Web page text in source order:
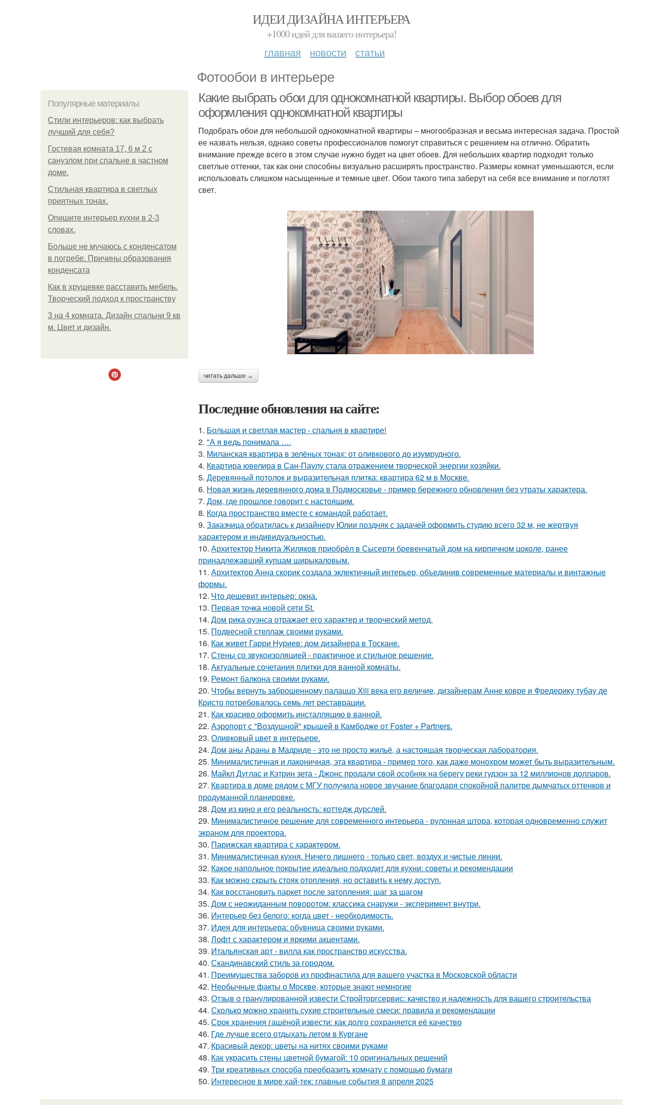
ИДЕИ ДИЗАЙНА ИНТЕРЬЕРА
+1000 идей для вашего интерьера!
главная новости статьи
Фотообои в интерьере
Популярные материалы
Стили интерьеров: как выбрать
лучший для себя?
Гостевая комната 17, 6 м 2 с
санузлом при спальне в частном
доме.
Стильная квартира в светлых
приятных тонах.
Опишите интерьер кухни в 2-3
словах.
Больше не мучаюсь с конденсатом
в погребе. Причины образования
конденсата
Как в хрущевке расставить мебель.
Творческий подход к пространству
3 на 4 комната. Дизайн спальни 9 кв
м. Цвет и дизайн.
Какие выбрать обои для однокомнатной квартиры. Выбор обоев для
оформления однокомнатной квартиры
Подобрать обои для небольшой однокомнатной квартиры – многообразная и весьма интересная задача. Простой
ее назвать нельзя, однако советы профессионалов помогут справиться с решением на отлично. Обратить
внимание прежде всего в этом случае нужно будет на цвет обоев. Для небольших квартир подходят только
светлые оттенки, так как они способны визуально расширять пространство. Размеры комнат уменьшаются, если
использовать слишком насыщенные и темные цвет. Обои такого типа заберут на себя все внимание и поглотят
свет.
читать дальше →
Последние обновления на сайте:
1. Большая и светлая мастер - спальня в квартире!
2. "А я ведь понимала ….
3. Миланская квартира в зелёных тонах: от оливкового до изумрудного.
4. Квартира ювелира в Сан-Паулу стала отражением творческой энергии хозяйки.
5. Деревянный потолок и выразительная плитка: квартира 62 м в Москве.
6. Новая жизнь деревянного дома в Подмосковье - пример бережного обновления без утраты характера.
7. Дом, где прошлое говорит с настоящим.
8. Когда пространство вместе с командой работает.
9. Заказчица обратилась к дизайнеру Юлии поздняк с задачей оформить студию всего 32 м, не жертвуя
характером и индивидуальностью.
10. Архитектор Никита Жиляков приобрёл в Сысерти бревенчатый дом на кирпичном цоколе, ранее
принадлежавший купцам ширыкаловым.
11. Архитектор Анна скорик создала эклектичный интерьер, объединив современные материалы и винтажные
формы.
12. Что дешевит интерьер: окна.
13. Первая точка новой сети St.
14. Дом рика оуэнса отражает его характер и творческий метод.
15. Подвесной стеллаж своими руками.
16. Как живет Гарри Нуриев: дом дизайнера в Тоскане.
17. Стены со звукоизоляцией - практичное и стильное решение.
18. Актуальные сочетания плитки для ванной комнаты.
19. Ремонт балкона своими руками.
20. Чтобы вернуть заброшенному палаццо Xiii века его величие, дизайнерам Анне ковре и Фредерику тубау де
Кристо потребовалось семь лет реставрации.
21. Как красиво оформить инсталляцию в ванной.
22. Аэропорт с "Воздушной" крышей в Камбодже от Foster + Partners.
23. Оливковый цвет в интерьере.
24. Дом аны Араны в Мадриде - это не просто жильё, а настоящая творческая лаборатория.
25. Минималистичная и лаконичная, эта квартира - пример того, как даже монохром может быть выразительным.
26. Майкл Дуглас и Кэтрин зета - Джонс продали свой особняк на берегу реки гудзон за 12 миллионов долларов.
27. Квартира в доме рядом с МГУ получила новое звучание благодаря спокойной палитре дымчатых оттенков и
продуманной планировке.
28. Дом из кино и его реальность: коттедж дурслей.
29. Минималистичное решение для современного интерьера - рулонная штора, которая одновременно служит
экраном для проектора.
30. Парижская квартира с характером.
31. Минималистичная кухня. Ничего лишнего - только свет, воздух и чистые линии.
32. Какое напольное покрытие идеально подходит для кухни: советы и рекомендации
33. Как можно скрыть стояк отопления, но оставить к нему доступ.
34. Как восстановить паркет после затопления: шаг за шагом
35. Дом с неожиданным поворотом: классика снаружи - эксперимент внутри.
36. Интерьер без белого: когда цвет - необходимость.
37. Идея для интерьера: обувница своими руками.
38. Лофт с характером и яркими акцентами.
39. Итальянская арт - вилла как пространство искусства.
40. Скандинавский стиль за городом.
41. Преимущества заборов из профнастила для вашего участка в Московской области
42. Необычные факты о Москве, которые знают немногие
43. Отзыв о гранулированной извести Стройторгсервис: качество и надежность для вашего строительства
44. Сколько можно хранить сухие строительные смеси: правила и рекомендации
45. Срок хранения гашёной извести: как долго сохраняется её качество
46. Где лучше всего отдыхать летом в Кургане
47. Красивый декор: цветы на нитях своими руками
48. Как украсить стены цветной бумагой: 10 оригинальных решений
49. Три креативных способа преобразить комнату с помощью бумаги
50. Интересное в мире хай-тек: главные события 8 апреля 2025